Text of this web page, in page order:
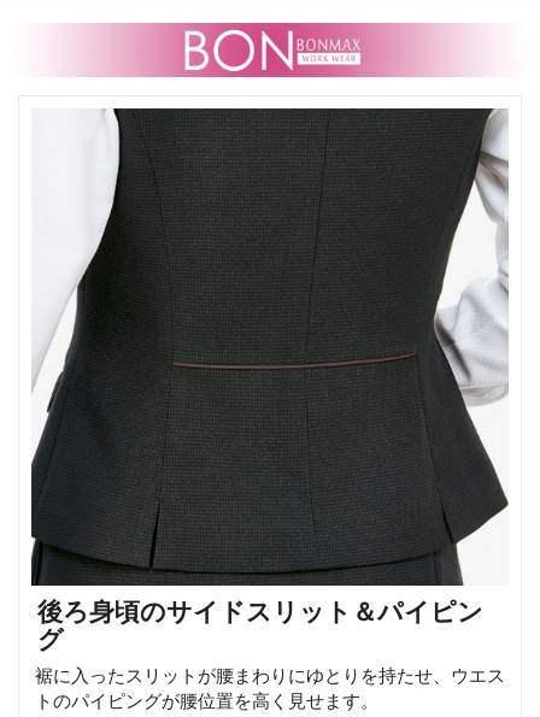
後ろ身頃のサイドスリット＆パイピン
グ
裾に入ったスリットが腰まわりにゆとりを持たせ、ウエス
トのパイピングが腰位置を高く見せます。